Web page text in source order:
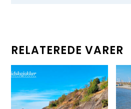
RELATEREDE VARER